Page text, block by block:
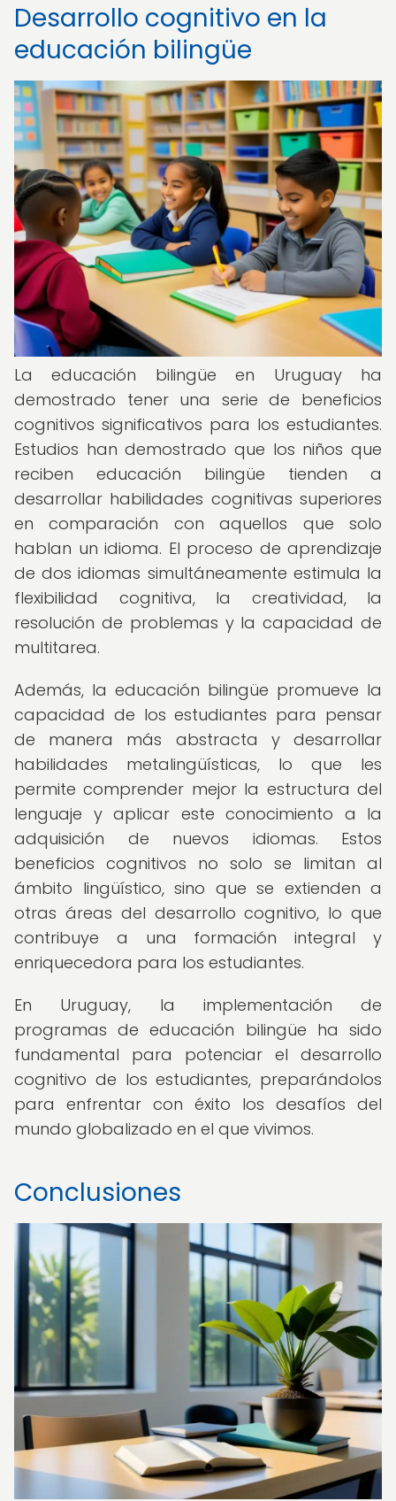
Desarrollo cognitivo en la
educación bilingüe
La educación bilingüe en Uruguay ha
demostrado tener una serie de beneficios
cognitivos significativos para los estudiantes.
Estudios han demostrado que los niños que
reciben educación bilingüe tienden a
desarrollar habilidades cognitivas superiores
en comparación con aquellos que solo
hablan un idioma. El proceso de aprendizaje
de dos idiomas simultáneamente estimula la
flexibilidad cognitiva, la creatividad, la
resolución de problemas y la capacidad de
multitarea.
Además, la educación bilingüe promueve la
capacidad de los estudiantes para pensar
de manera más abstracta y desarrollar
habilidades metalingüísticas, lo que les
permite comprender mejor la estructura del
lenguaje y aplicar este conocimiento a la
adquisición de nuevos idiomas. Estos
beneficios cognitivos no solo se limitan al
ámbito lingüístico, sino que se extienden a
otras áreas del desarrollo cognitivo, lo que
contribuye a una formación integral y
enriquecedora para los estudiantes.
En Uruguay, la implementación de
programas de educación bilingüe ha sido
fundamental para potenciar el desarrollo
cognitivo de los estudiantes, preparándolos
para enfrentar con éxito los desafíos del
mundo globalizado en el que vivimos.
Conclusiones